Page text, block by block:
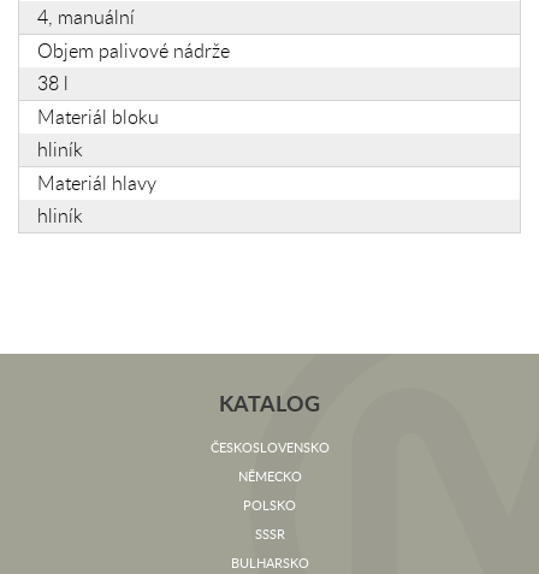
4, manuální
Objem palivové nádrže
38 l
Materiál bloku
hliník
Materiál hlavy
hliník
KATALOG
ČESKOSLOVENSKO
NĚMECKO
POLSKO
SSSR
BULHARSKO